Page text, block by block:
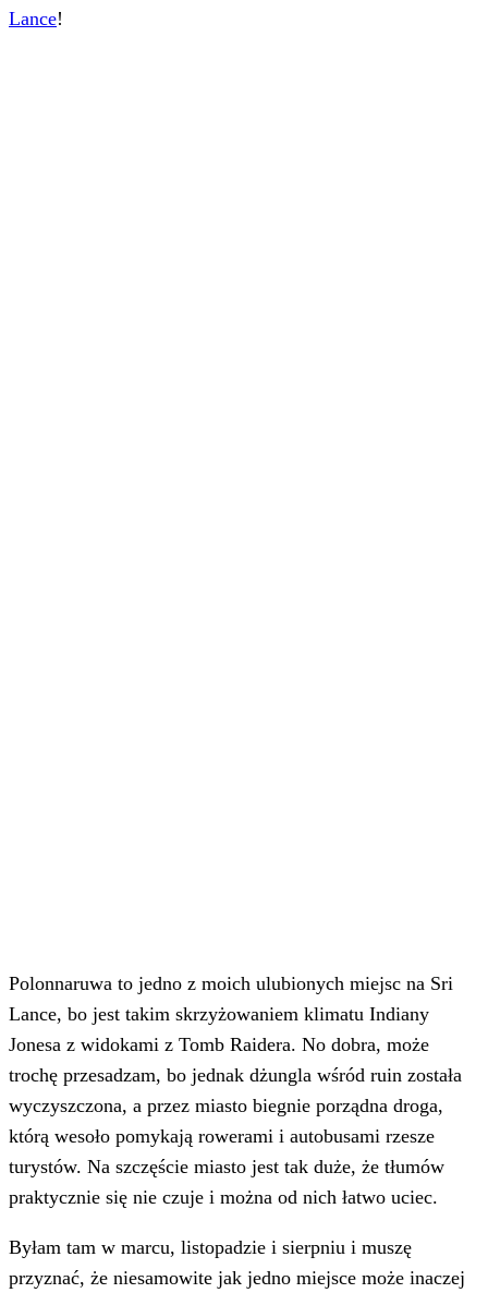
Lance!
Polonnaruwa to jedno z moich ulubionych miejsc na Sri
Lance, bo jest takim skrzyżowaniem klimatu Indiany
Jonesa z widokami z Tomb Raidera. No dobra, może
trochę przesadzam, bo jednak dżungla wśród ruin została
wyczyszczona, a przez miasto biegnie porządna droga,
którą wesoło pomykają rowerami i autobusami rzesze
turystów. Na szczęście miasto jest tak duże, że tłumów
praktycznie się nie czuje i można od nich łatwo uciec.
Byłam tam w marcu, listopadzie i sierpniu i muszę
przyznać, że niesamowite jak jedno miejsce może inaczej